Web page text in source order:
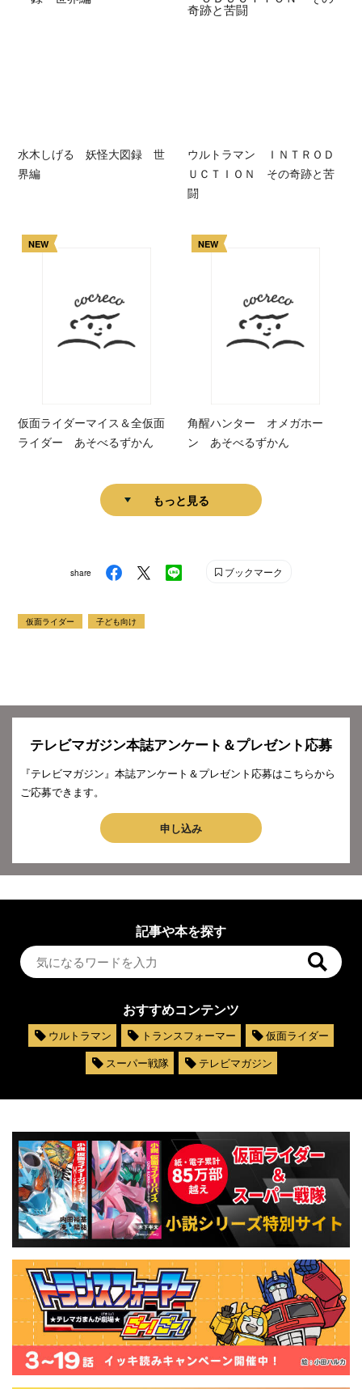
水木しげる 妖怪大図録 世
界編
ウルトラマン ＩＮＴＲＯＤ
ＵＣＴＩＯＮ その奇跡と苦
闘
NEW
仮面ライダーマイス＆全仮面
ライダー あそべるずかん
NEW
角醒ハンター オメガホー
ン あそべるずかん
もっと見る
share ブックマーク
仮面ライダー 子ども向け
テレビマガジン本誌アンケート＆プレゼント応募
『テレビマガジン』本誌アンケート＆プレゼント応募はこちらから
ご応募できます。
申し込み
記事や本を探す
おすすめコンテンツ
ウルトラマン トランスフォーマー
仮面ライダー
スーパー戦隊
テレビマガジン